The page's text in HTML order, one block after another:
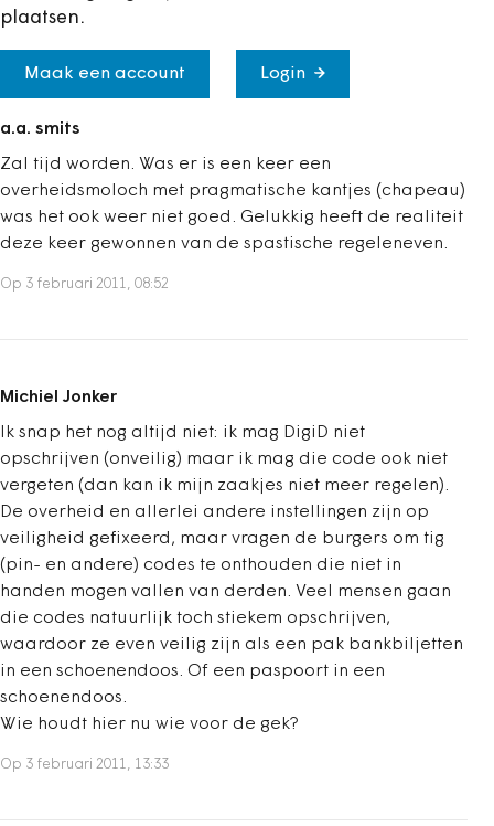
plaatsen.
Maak een account Login
a.a. smits
Zal tijd worden. Was er is een keer een
overheidsmoloch met pragmatische kantjes (chapeau)
was het ook weer niet goed. Gelukkig heeft de realiteit
deze keer gewonnen van de spastische regeleneven.
Op 3 februari 2011, 08:52
Michiel Jonker
Ik snap het nog altijd niet: ik mag DigiD niet
opschrijven (onveilig) maar ik mag die code ook niet
vergeten (dan kan ik mijn zaakjes niet meer regelen).
De overheid en allerlei andere instellingen zijn op
veiligheid gefixeerd, maar vragen de burgers om tig
(pin- en andere) codes te onthouden die niet in
handen mogen vallen van derden. Veel mensen gaan
die codes natuurlijk toch stiekem opschrijven,
waardoor ze even veilig zijn als een pak bankbiljetten
in een schoenendoos. Of een paspoort in een
schoenendoos.
Wie houdt hier nu wie voor de gek?
Op 3 februari 2011, 13:33